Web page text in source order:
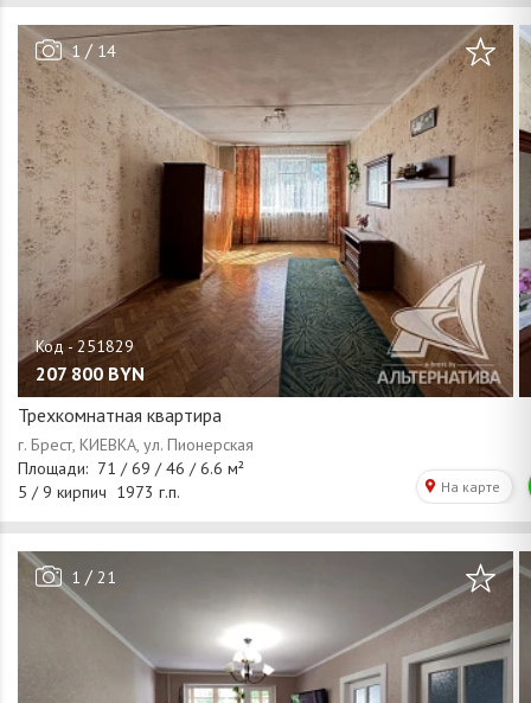
1 / 14
207 800 BYN
Трехкомнатная квартира
1 / 21